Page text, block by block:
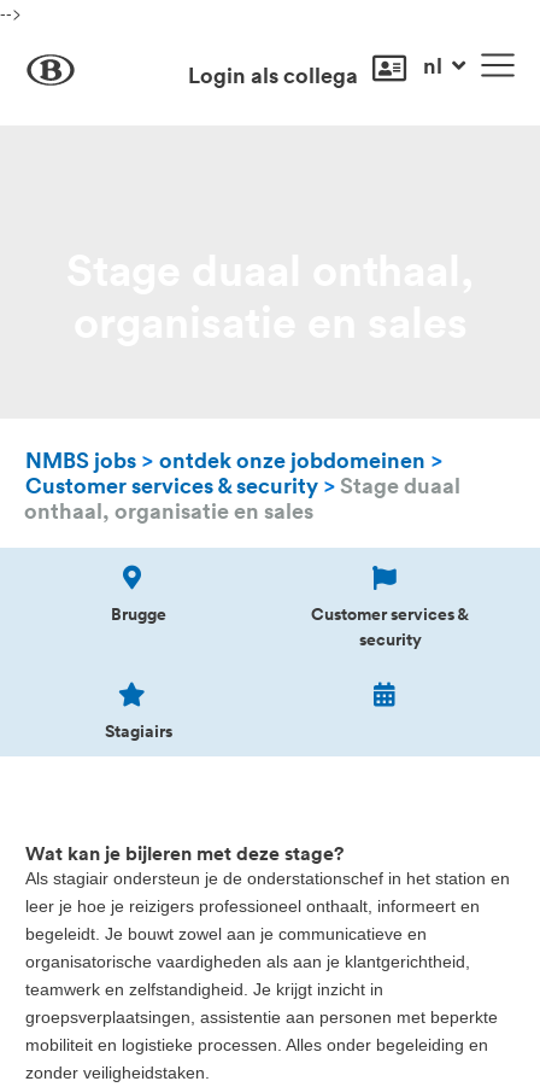
-->
Login als collega nl
NMBS jobs > ontdek onze jobdomeinen >
Customer services & security >Stage duaal
onthaal, organisatie en sales
Brugge
Customer services &
security
Stagiairs
Wat kan je bijleren met deze stage?
Als stagiair ondersteun je de onderstationschef in het station en
leer je hoe je reizigers professioneel onthaalt, informeert en
begeleidt. Je bouwt zowel aan je communicatieve en
organisatorische vaardigheden als aan je klantgerichtheid,
teamwerk en zelfstandigheid. Je krijgt inzicht in
groepsverplaatsingen, assistentie aan personen met beperkte
mobiliteit en logistieke processen. Alles onder begeleiding en
zonder veiligheidstaken.